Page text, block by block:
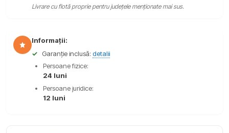
Livrare cu flotă proprie pentru județele menționate mai sus.
Informații:
✓
Garanție inclusă: detalii
Persoane fizice:
24 luni
Persoane juridice:
12 luni